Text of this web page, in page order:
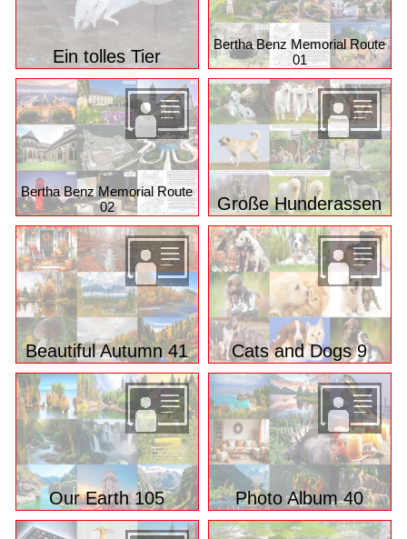
Ein tolles Tier
Bertha Benz Memorial Route
01
Bertha Benz Memorial Route
02
Große Hunderassen
Beautiful Autumn 41 Cats and Dogs 9